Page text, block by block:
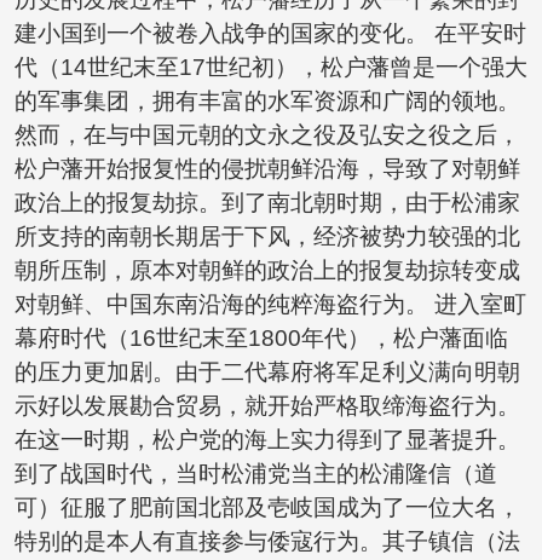
建小国到一个被卷入战争的国家的变化。 在平安时
代（14世纪末至17世纪初），松户藩曾是一个强大
的军事集团，拥有丰富的水军资源和广阔的领地。
然而，在与中国元朝的文永之役及弘安之役之后，
松户藩开始报复性的侵扰朝鲜沿海，导致了对朝鲜
政治上的报复劫掠。到了南北朝时期，由于松浦家
所支持的南朝长期居于下风，经济被势力较强的北
朝所压制，原本对朝鲜的政治上的报复劫掠转变成
对朝鲜、中国东南沿海的纯粹海盗行为。 进入室町
幕府时代（16世纪末至1800年代），松户藩面临
的压力更加剧。由于二代幕府将军足利义满向明朝
示好以发展勘合贸易，就开始严格取缔海盗行为。
在这一时期，松户党的海上实力得到了显著提升。
到了战国时代，当时松浦党当主的松浦隆信（道
可）征服了肥前国北部及壱岐国成为了一位大名，
特别的是本人有直接参与倭寇行为。其子镇信（法